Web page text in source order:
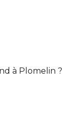
à Plomelin ?